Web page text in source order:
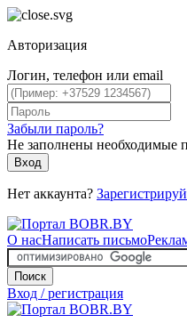
Авторизация
Логин, телефон или email
Забыли пароль?
Не заполнены необходимые
Вход
Нет аккаунта?
О насНаписать письмо
Поиск
Вход / регистрация